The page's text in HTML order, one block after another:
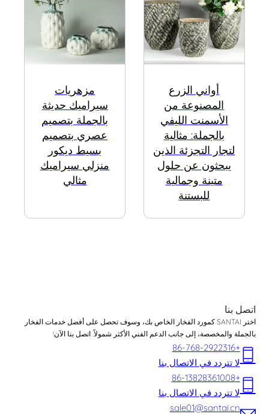
أواني الزرع
المصنوعة من
الأسمنت الليفي
بالجملة: مثالية
لتجار التجزئة الذين
يبحثون عن حلول
متينة وجمالية
للبستنة
مزهريات
سيراميك حديثة
بالجملة بتصميم
عصري بتصميم
بسيط ديكور
منزلي سيراميك
مثالي
اتصل بنا
اختر SANTAI كمورد الفخار الخاص بك، وسوف تحصل على أفضل خدمات الفخار
بالجملة والمخصصة، إلى جانب الدعم الفني الأكثر شمولاً. اتصل بنا الآن!
+86-768-2922316
لا تتردد في الاتصال بنا
+86-13828361008
لا تتردد في الاتصال بنا
sale01@santai.cn